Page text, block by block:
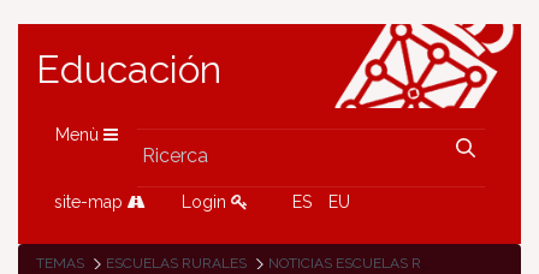
Educación
Menù
site-map Login ES EU
TEMAS ESCUELAS RURALES
NOTICIAS ESCUELAS RURALES